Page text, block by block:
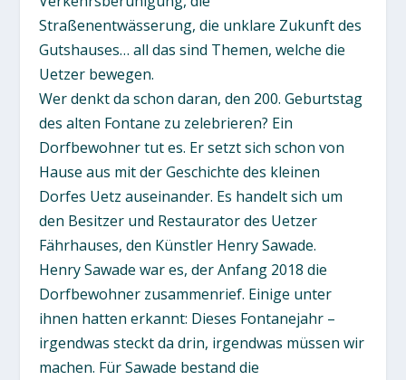
Straßenentwässerung, die unklare Zukunft des
Gutshauses… all das sind Themen, welche die
Uetzer bewegen.
Wer denkt da schon daran, den 200. Geburtstag
des alten Fontane zu zelebrieren? Ein
Dorfbewohner tut es. Er setzt sich schon von
Hause aus mit der Geschichte des kleinen
Dorfes Uetz auseinander. Es handelt sich um
den Besitzer und Restaurator des Uetzer
Fährhauses, den Künstler Henry Sawade.
Henry Sawade war es, der Anfang 2018 die
Dorfbewohner zusammenrief. Einige unter
ihnen hatten erkannt: Dieses Fontanejahr –
irgendwas steckt da drin, irgendwas müssen wir
machen. Für Sawade bestand die